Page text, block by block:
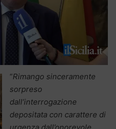
“Rimango sinceramente
sorpreso
dall’interrogazione
depositata con carattere di